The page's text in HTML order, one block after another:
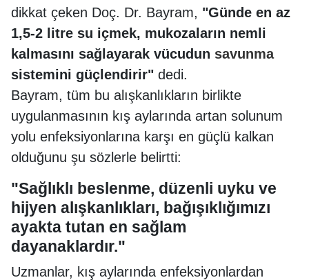
dikkat çeken Doç. Dr. Bayram, "Günde en az
1,5-2 litre su içmek, mukozaların nemli
kalmasını sağlayarak vücudun savunma
sistemini güçlendirir" dedi.
Bayram, tüm bu alışkanlıkların birlikte
uygulanmasının kış aylarında artan solunum
yolu enfeksiyonlarına karşı en güçlü kalkan
olduğunu şu sözlerle belirtti:
"Sağlıklı beslenme, düzenli uyku ve
hijyen alışkanlıkları, bağışıklığımızı
ayakta tutan en sağlam
dayanaklardır."
Uzmanlar, kış aylarında enfeksiyonlardan